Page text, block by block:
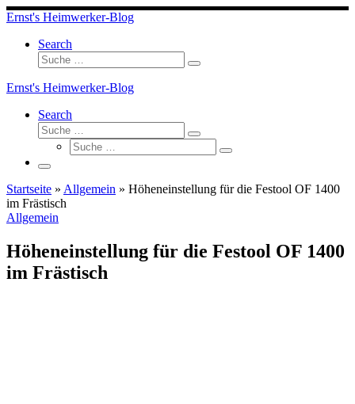
Skip
to
content
Ernst's Heimwerker-Blog
Search
Suche
Suche
Ernst's Heimwerker-Blog
Search
Suche
Suche
Suche
Suche
Menü
Startseite » Allgemein » Höheneinstellung für die Festool OF 1400
im Frästisch
Allgemein
Höheneinstellung für die Festool OF 1400
im Frästisch